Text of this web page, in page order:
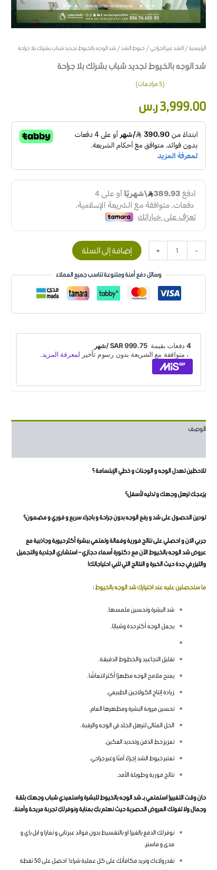
الرئيسية/الشد غير الجراحي/ خيوط الشد/ شد الوجه بالخيوط تجديد شباب بشرتك بلا جراحة
شد الوجه بالخيوط تجديد شباب بشرتك بلا جراحة
4.80
من 5
بناءً على
(
5مراجعات)
3,999.00ر.س
-
+ إضافة إلى السلة
وسائل دفع أمنة ومتنوعة تناسب جميع العملاء
الوصف
تلاحظين تهدل الوجه و الوجنات و خطي الإبتسامة ؟
يزعجك ترهل وجهك و تدليه لأسفل؟
تودين الحصول على شد و رفع الوجه بدون جراحة و باجراء سريع و فوري و مضمون؟
جربي الان و احصلي على نتائج فورية وفعالة وتمتعي ببشرة أكثر حيوية وجاذبية مع
عروض شد الوجه بالخيوط الآن مع دكتورة أسماء حجازي – استشاري الجلدية والتجميل
والليزر في جدة حيث الخبرة و النتائج التي تلبي احتياجاتك!
ما ستحصلين عليه عند اختيارك شد الوجه بالخيوط :
شد البشرة وتحسين ملمسها.
يجعل الوجه أكثر حدة وشبابًا.
تقليل التجاعيد والخطوط الدقيقة.
يمنح ملامح الوجه مظهرًا أكثر انتعاشًا.
زيادة إنتاج الكولاجين الطبيعي.
تحسين مرونة البشرة ومظهرها العام.
الحل المثالى لترهل الجلد في الوجه والرقبة.
تعزيز خط الذقن وتحديد الفكين.
تعتبر خيوط الشد إجراءً آمنًا وغير جراحي.
نتائج فورية وطويلة الأمد.
حان وقت التغيير! استمتعي بـ شد الوجه بالخيوط للبشرة واستعيدي شباب وجهك بثقة
وجمال ولا تفوتك العروض الحصرية حيث نهتم بكِ بعناية ونوفر لكِ تجربة مريحة وآمنة.
نوفر لك الدفع بالفيزا او بالتقسيط بدون فوائد عبر تابي و تمارا و ابل باي و
مدى و ماستر.
نقدر ولاءك ونريد مكافأتك على كل عملية شراء! احصل على 50 نقطة